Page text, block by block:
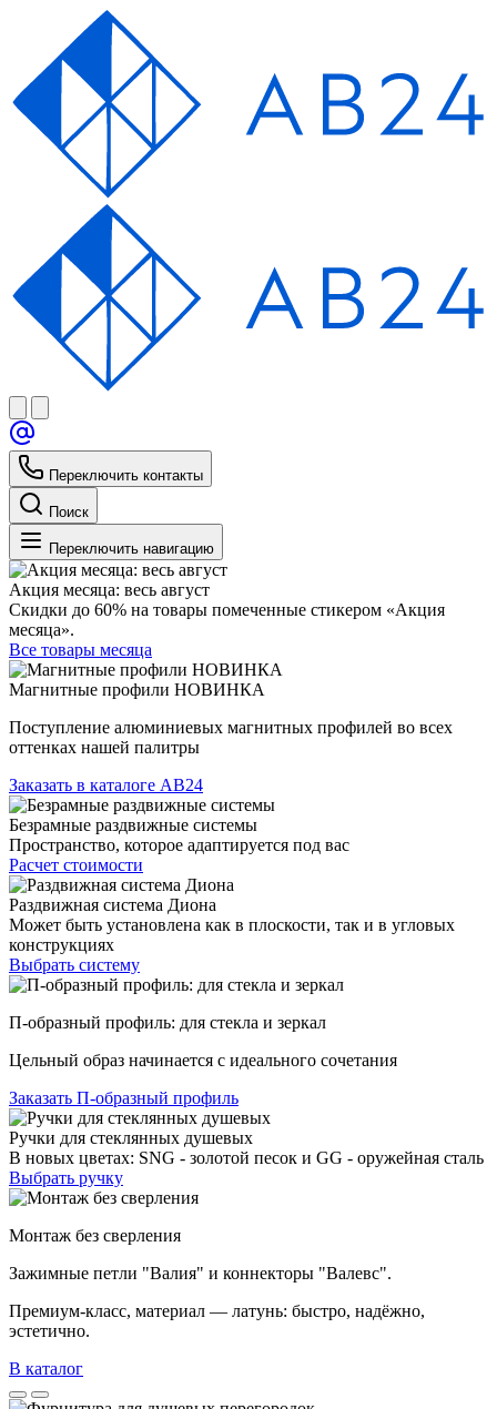
Переключить контакты
Поиск
Переключить навигацию
Акция месяца: весь август
Скидки до 60% на товары помеченные стикером «Акция
месяца».
Все товары месяца
Магнитные профили НОВИНКА
Поступление алюминиевых магнитных профилей во всех
оттенках нашей палитры
Заказать в каталоге АВ24
Безрамные раздвижные системы
Пространство, которое адаптируется под вас
Расчет стоимости
Раздвижная система Диона
Может быть установлена как в плоскости, так и в угловых
конструкциях
Выбрать систему
П-образный профиль: для стекла и зеркал
Цельный образ начинается с идеального сочетания
Заказать П-образный профиль
Ручки для стеклянных душевых
В новых цветах: SNG - золотой песок и GG - оружейная сталь
Выбрать ручку
Монтаж без сверления
Зажимные петли "Валия" и коннекторы "Валевс".
Премиум‑класс, материал — латунь: быстро, надёжно,
эстетично.
В каталог